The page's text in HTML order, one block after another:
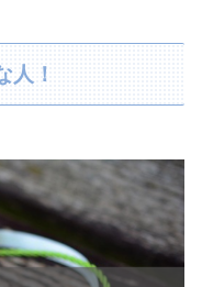
人！